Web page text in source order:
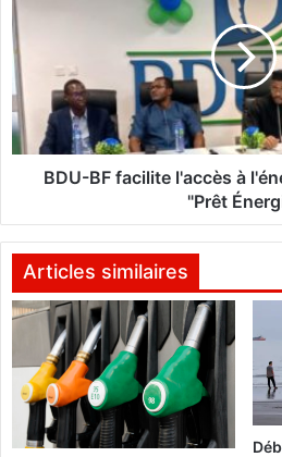
U
n
m
q
n
n
r
U
-
B
F
a
c
i
t
l
'
à
BDU-BF facilite l'accès à
"Prêt
Articles similaires